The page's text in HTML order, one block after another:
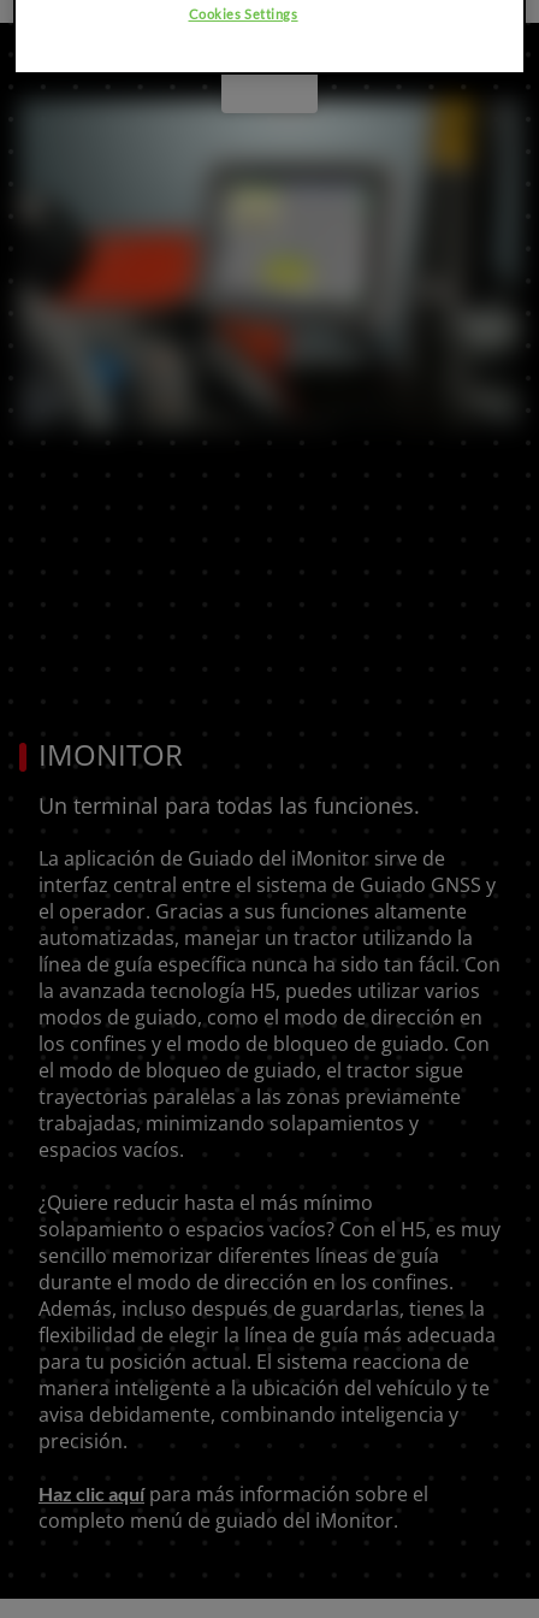
IMONITOR
Un terminal para todas las funciones.
La aplicación de Guiado del iMonitor sirve de
interfaz central entre el sistema de Guiado GNSS y
el operador. Gracias a sus funciones altamente
automatizadas, manejar un tractor utilizando la
línea de guía específica nunca ha sido tan fácil. Con
la avanzada tecnología H5, puedes utilizar varios
modos de guiado, como el modo de dirección en
los confines y el modo de bloqueo de guiado. Con
el modo de bloqueo de guiado, el tractor sigue
trayectorias paralelas a las zonas previamente
trabajadas, minimizando solapamientos y
espacios vacíos.
¿Quiere reducir hasta el más mínimo
solapamiento o espacios vacíos? Con el H5, es muy
sencillo memorizar diferentes líneas de guía
durante el modo de dirección en los confines.
Además, incluso después de guardarlas, tienes la
flexibilidad de elegir la línea de guía más adecuada
para tu posición actual. El sistema reacciona de
manera inteligente a la ubicación del vehículo y te
avisa debidamente, combinando inteligencia y
precisión.
Haz clic aquípara más información sobre el
completo menú de guiado del iMonitor.
Cookies Settings